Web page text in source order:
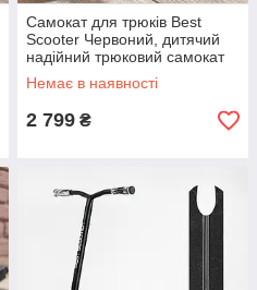
Самокат для трюків Best
Scooter Червоний, дитячий
надійний трюковий самокат
HIC система 2 пеги
Немає в наявності
2 799 ₴